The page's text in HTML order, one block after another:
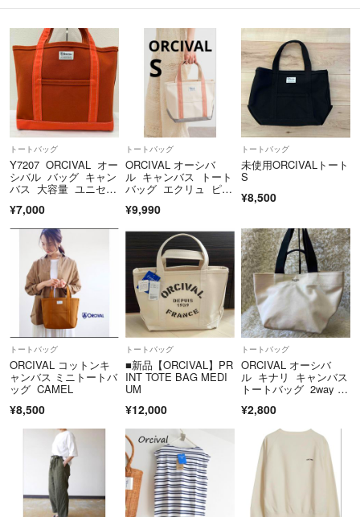
トートバッグ
Y7207 ORCIVAL オー
シバル バッグ キャン
バス 大容量 ユニセッ
¥7,000
トートバッグ
ORCIVAL オーシバ
ル キャンバス トート
バッグ エクリュ ピン
¥9,990
トートバッグ
未使用ORCIVALトート
S
¥8,500
トートバッグ
ORCIVAL コットンキ
ャンバス ミニトートバ
ッグ CAMEL
¥8,500
トートバッグ
■新品【ORCIVAL】PR
INT TOTE BAG MEDI
UM
¥12,000
トートバッグ
ORCIVAL オーシバ
ル キナリ キャンバス
トートバッグ 2way 肩
¥2,800